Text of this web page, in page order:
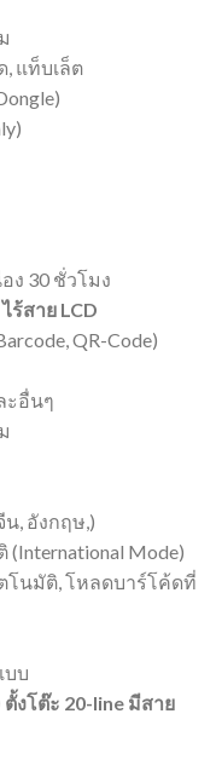
, แท็บเล็ต
ง 30 ชั่วโมง
ร้สาย LCD
QR-Code)
ะอื่นๆ
, อังกฤษ,)
Mode)
โนมัติ, โหลดบาร์โค้ดที่
บบ
งโต๊ะ 20-line มีสาย